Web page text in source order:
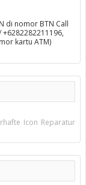
di nomor BTN Call
kartu ATM)
Icon Reparatur